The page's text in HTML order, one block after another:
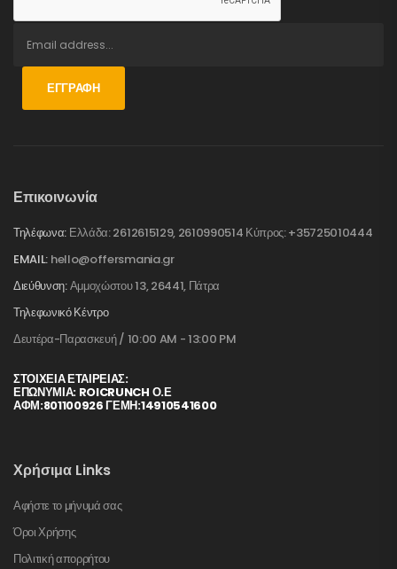
ΕΓΓΡΑΦΉ
Επικοινωνία
Τηλέφωνα: Ελλάδα: 2612615129, 2610990514 Κύπρος: +35725010444
EMAIL: hello@offersmania.gr
Διεύθυνση:Αμμοχώστου 13, 26441, Πάτρα
Τηλεφωνικό Κέντρο
Δευτέρα-Παρασκευή / 10:00 AM - 13:00 PM
ΣΤΟΙΧΕΊΑ ΕΤΑΙΡΕΊΑΣ:
ΕΠΩΝΥΜΙΑ: ROICRUNCH Ο.Ε
ΑΦΜ:801100926 ΓΕΜΗ:14910541600
Χρήσιμα Links
Αφήστε το μήνυμά σας
Όροι Χρήσης
Πολιτική απορρήτου